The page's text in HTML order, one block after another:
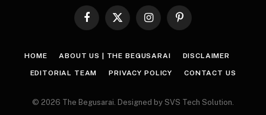
Facebook
X
InstagramPinterest
HOME ABOUT US | THE BEGUSARAI DISCLAIMER
EDITORIAL TEAM PRIVACY POLICY CONTACT US
© 2026 The Begusarai. Designed by SVS Tech Solution.